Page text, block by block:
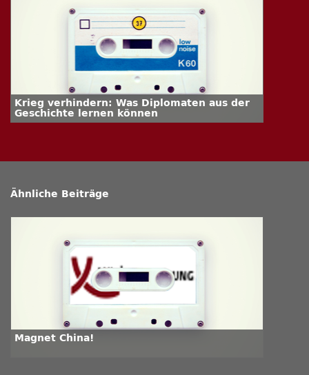
Krieg verhindern: Was Diplomaten aus der
Geschichte lernen können
Ähnliche Beiträge
Magnet China!